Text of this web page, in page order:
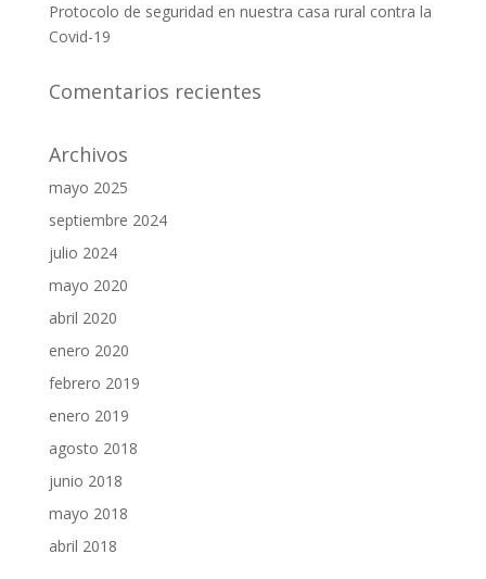
Protocolo de seguridad en nuestra casa rural contra la
Covid-19
Comentarios recientes
Archivos
mayo 2025
septiembre 2024
julio 2024
mayo 2020
abril 2020
enero 2020
febrero 2019
enero 2019
agosto 2018
junio 2018
mayo 2018
abril 2018